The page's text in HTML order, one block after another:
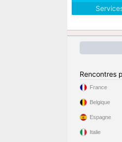
Rencontres
France
Belgique
Espagne
Italie